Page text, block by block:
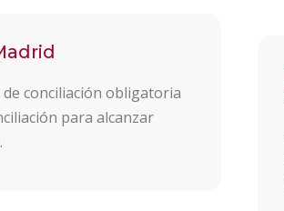
conciliación obligatoria
para alcanzar